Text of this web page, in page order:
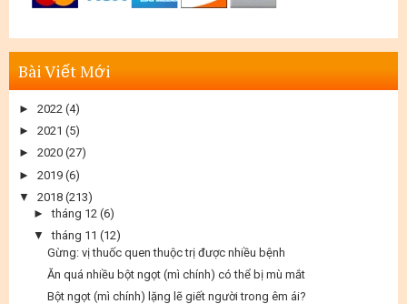
Bài Viết Mới
► 2022 (4)
► 2021 (5)
► 2020 (27)
► 2019 (6)
▼
2018 (213)
►tháng 12 (6)
▼
tháng 11 (12)
Gừng: vị thuốc quen thuộc trị được nhiều bệnh
Ăn quá nhiều bột ngọt (mì chính) có thể bị mù mắt
Bột ngọt (mì chính) lặng lẽ giết người trong êm ái?